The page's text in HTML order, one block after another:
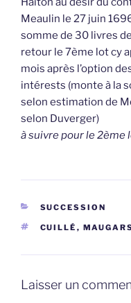
Meaulin le 27 juin
somme de 30 livres
retour le 7ème lot cy
mois après l’option
intérests (monte à la
selon estimation de
selon Duverger)
à suivre pour le 2ème
CATÉGORIES
SUCCESSION
ÉTIQUETTES
CUILLÉ ,
Laisser un